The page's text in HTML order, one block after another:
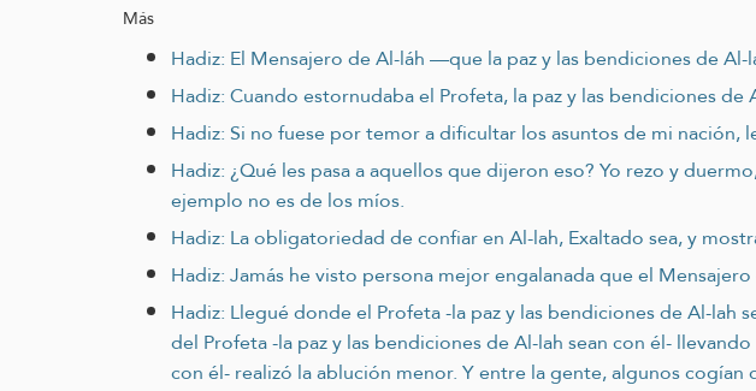
Más
Hadiz: El Mensajero de Al-láh —que la paz y las bendiciones de
Hadiz: Cuando estornudaba el Profeta, la paz y las bendiciones
Hadiz: Si no fuese por temor a dificultar los asuntos de mi
Hadiz: ¿Qué les pasa a aquellos que dijeron eso? Yo rezo y
ejemplo no es de los míos.
Hadiz: La obligatoriedad de confiar en Al-lah, Exaltado sea, y
Hadiz: Jamás he visto persona mejor engalanada que el
Hadiz: Llegué donde el Profeta -la paz y las bendiciones de Al-
del Profeta -la paz y las bendiciones de Al-lah sean con él-
con él- realizó la ablución menor. Y entre la gente, algunos cogían